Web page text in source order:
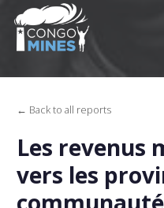
← Back to all reports
Les revenus
vers les